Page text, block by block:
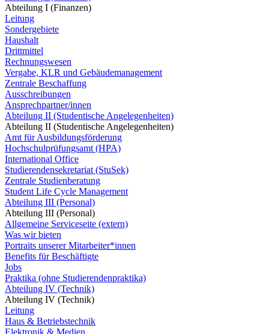
Abteilung I (Finanzen)
Leitung
Sondergebiete
Haushalt
Drittmittel
Rechnungswesen
Vergabe, KLR und Gebäudemanagement
Zentrale Beschaffung
Ausschreibungen
Ansprechpartner/innen
Abteilung II (Studentische Angelegenheiten)
Abteilung II (Studentische Angelegenheiten)
Amt für Ausbildungsförderung
Hochschulprüfungsamt (HPA)
International Office
Studierendensekretariat (StuSek)
Zentrale Studienberatung
Student Life Cycle Management
Abteilung III (Personal)
Abteilung III (Personal)
Allgemeine Serviceseite (extern)
Was wir bieten
Portraits unserer Mitarbeiter*innen
Benefits für Beschäftigte
Jobs
Praktika (ohne Studierendenpraktika)
Abteilung IV (Technik)
Abteilung IV (Technik)
Leitung
Haus & Betriebstechnik
Elektronik & Medien